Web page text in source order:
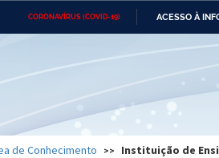
CORONAVÍRUS (COVID-19) ACESSO À
Ministério das Relações
do Desenvolvimento
de Conhecimento Instituição de